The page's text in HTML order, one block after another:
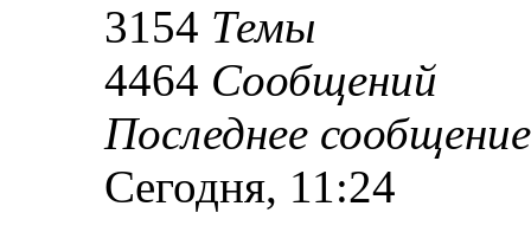
3154 Темы
4464 Сообщений
Последнее сообщение
Сегодня, 11:24